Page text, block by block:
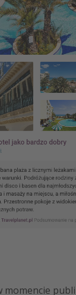
momencie